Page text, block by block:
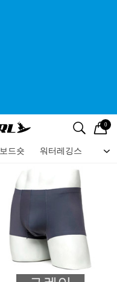
검색
0
보드숏 워터레깅스 비
메뉴